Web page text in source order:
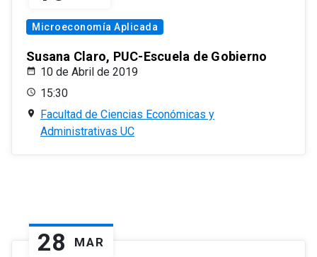
Microeconomía Aplicada
Susana Claro, PUC-Escuela de Gobierno
10 de Abril de 2019
15:30
Facultad de Ciencias Económicas y
Administrativas UC
28 MAR